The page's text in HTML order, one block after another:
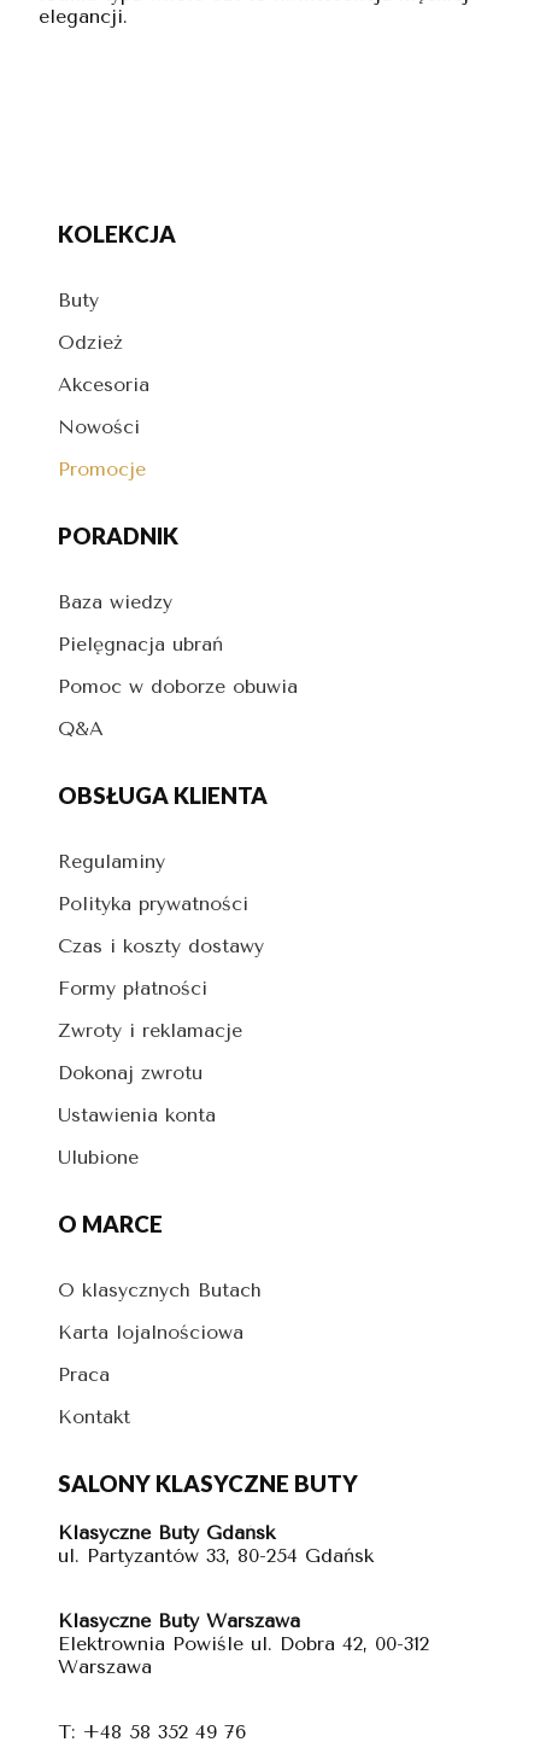
elegancji.
KOLEKCJA
Buty
Odzież
Akcesoria
Nowości
Promocje
PORADNIK
Baza wiedzy
Pielęgnacja ubrań
Pomoc w doborze obuwia
Q&A
OBSŁUGA KLIENTA
Regulaminy
Polityka prywatności
Czas i koszty dostawy
Formy płatności
Zwroty i reklamacje
Dokonaj zwrotu
Ustawienia konta
Ulubione
O MARCE
O klasycznych Butach
Karta lojalnościowa
Praca
Kontakt
SALONY KLASYCZNE BUTY
Klasyczne Buty Gdańsk
ul. Partyzantów 33, 80-254 Gdańsk
Klasyczne Buty Warszawa
Elektrownia Powiśle ul. Dobra 42, 00-312
Warszawa
T: +48 58 352 49 76